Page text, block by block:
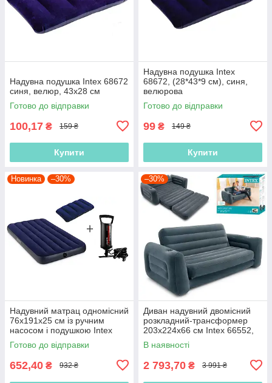
Надувна подушка Intex 68672
синя, велюр, 43х28 см
Готово до відправки
100,17 ₴ 159 ₴
Купити
Надувна подушка Intex
68672, (28*43*9 см), синя,
велюрова
Готово до відправки
99 ₴ 149 ₴
Купити
Новинка –30%
Надувний матрац одномісний
76х191х25 см із ручним
насосом і подушкою Intex
64756, односпальний,
велюровий
Готово до відправки
652,40 ₴ 932 ₴
–30%
Диван надувний двомісний
розкладний-трансформер
203х224х66 см Intex 66552,
велюровий, двоспальний
В наявності
2 793,70 ₴ 3 991 ₴